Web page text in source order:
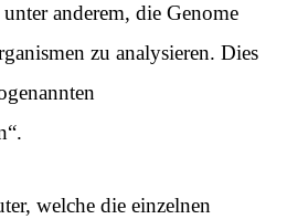
anderem, die Genome
zu analysieren. Dies
welche die einzelnen